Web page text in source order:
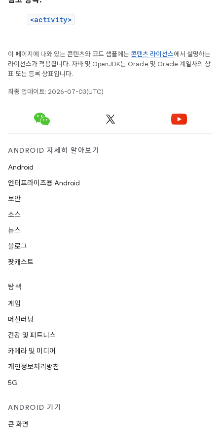
<activity>
이 페이지에 나와 있는 콘텐츠와 코드 샘플에는 콘텐츠 라이선스에서 설명하는
라이선스가 적용됩니다. 자바 및 OpenJDK는 Oracle 및 Oracle 계열사의 상
표 또는 등록 상표입니다.
최종 업데이트: 2026-07-03(UTC)
ANDROID 자세히 알아보기
Android
엔터프라이즈용 Android
보안
소스
뉴스
블로그
팟캐스트
탐색
게임
머신러닝
건강 및 피트니스
카메라 및 미디어
개인정보처리방침
5G
ANDROID 기기
큰 화면